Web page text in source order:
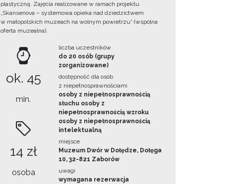
plastyczną. Zajęcia realizowane w ramach projektu
„Skansenova – systemowa opieka nad dziedzictwem
w małopolskich muzeach na wolnym powietrzu” (wspólna
oferta muzealna).
ok. 45
min.
14 zł
osoba
liczba uczestników
do 20 osób (grupy
zorganizowane)
dostępność dla osób
z niepełnosprawnościami
osoby z niepełnosprawnością
słuchu osoby z
niepełnosprawnością wzroku
osoby z niepełnosprawnością
intelektualną
miejsce
Muzeum Dwór w Dołędze, Dołęga
10, 32-821 Zaborów
uwagi
wymagana rezerwacja